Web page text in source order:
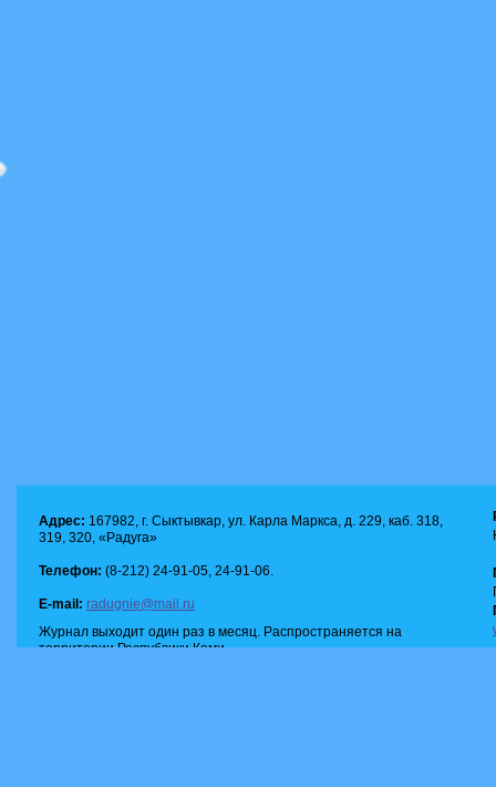
Адрес: 167982, г. Сыктывкар, ул. Карла Маркса, д. 229, каб. 318,
319, 320, «Радуга»
Телефон: (8-212) 24-91-05, 24-91-06.
E-mail: radugnie@mail.ru
Журнал выходит один раз в месяц. Распространяется на
территории Республики Коми.